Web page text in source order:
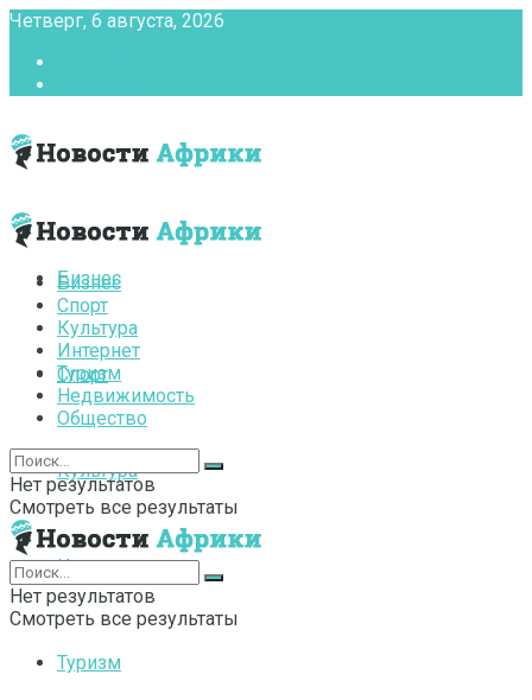
Четверг, 6 августа, 2026
Бизнес
Спорт
Культура
Интернет
Туризм
Бизнес
Спорт
Культура
Интернет
Туризм
Недвижимость
Общество
Нет результатов
Смотреть все результаты
Нет результатов
Смотреть все результаты